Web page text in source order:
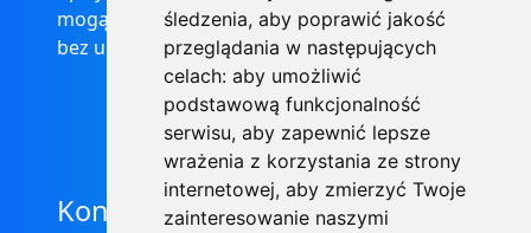
śledzenia, aby poprawić jakość
przeglądania w następujących
celach: aby umożliwić
podstawową funkcjonalność
serwisu, aby zapewnić lepsze
wrażenia z korzystania ze strony
internetowej, aby zmierzyć Twoje
zainteresowanie naszymi
mogą ulec zmianie bez podania przyczyny i
bez uprzedzenia.
Kontakt